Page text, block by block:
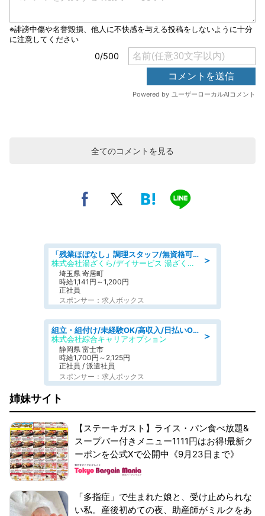
全てのコメントを見る
＞
「残業ほぼなし」調理スタッフ/無資格可/正職員/日勤のみ/デイサービス/社会保障完備
株式会社湯ざくら/デイサービス 湯ざくらケアリゾート
埼玉県 寄居町
時給1,141円～1,200円
正社員
スポンサー：求人ボックス
＞
組立・組付け/未経験OK/高収入/日払いOK/交替制/20・30・40代活躍中
株式会社綜合キャリアオプション
静岡県 富士市
時給1,700円～2,125円
正社員 / 派遣社員
スポンサー：求人ボックス
姉妹サイト
【ステーキガスト】ライス・パン食べ放題&
スープバー付きメニュー1111円はお得!最新ク
ーポンを公式Xで公開中《9月23日まで》
「多指症」で生まれた娘と、受け止められな
い私。産後初めての夜、助産師がミルクをあ